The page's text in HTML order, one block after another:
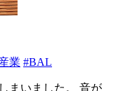
業 #BAL
まいました。 音が